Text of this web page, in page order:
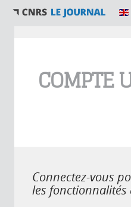
COMPTE
Connectez-vous
les fonctionnalités